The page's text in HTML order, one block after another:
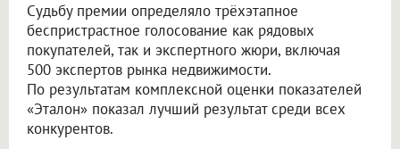
Судьбу премии определяло трёхэтапное
беспристрастное голосование как рядовых
покупателей, так и экспертного жюри, включая
500 экспертов рынка недвижимости.
По результатам комплексной оценки показателей
«Эталон» показал лучший результат среди всех
конкурентов.